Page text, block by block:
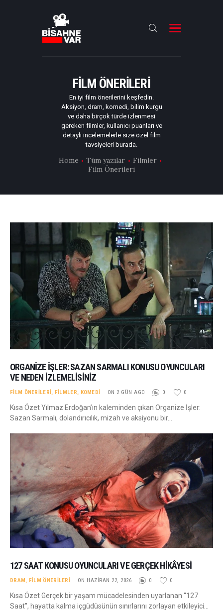
FILM ÖNERILERI
En iyi film önerilerini keşfedin.
Aksiyon, dram, komedi, bilim kurgu
ve daha birçok türde izlenmesi
gereken filmler, kullanıcı puanları ve
detaylı incelemelerle size özel film
tavsiyeleri burada.
Home Tüm yazılar
Filmler
Film Önerileri
FILMLER
DIZILER
OYUNCULAR
DAHA FAZLASI
ORGANIZE İŞLER: SAZAN SARMALI KONUSU OYUNCULARI
VE NEDEN İZLEMELISINIZ
FILM ÖNERILERI, FILMLER, KOMEDI ON 2 GÜN AGO 0 0
Kısa Özet Yılmaz Erdoğan’ın kaleminden çıkan Organize İşler:
Sazan Sarmalı, dolandırıcılık, mizah ve aksiyonu bir…
127 SAAT KONUSU OYUNCULARI VE GERÇEK HIKÂYESI
DRAM , FILM ÖNERILERI ON HAZIRAN 22, 2026 0 0
Kısa Özet Gerçek bir yaşam mücadelesinden uyarlanan “127
Saat”, hayatta kalma içgüdüsünün sınırlarını zorlayan etkileyici…